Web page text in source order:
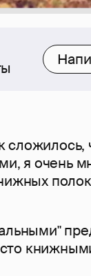
сложилось,
я очень